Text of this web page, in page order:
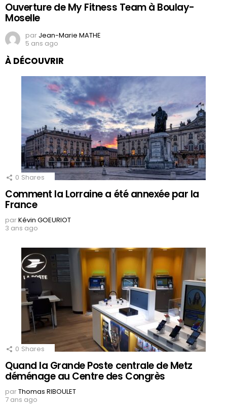
Ouverture de My Fitness Team à Boulay-
Moselle
par Jean-Marie MATHE
5 ans ago
À DÉCOUVRIR
0 Shares
Comment la Lorraine a été annexée par la
France
parKévin GOEURIOT
3 ans ago
0 Shares
Quand la Grande Poste centrale de Metz
déménage au Centre des Congrès
parThomas RIBOULET
7 ans ago